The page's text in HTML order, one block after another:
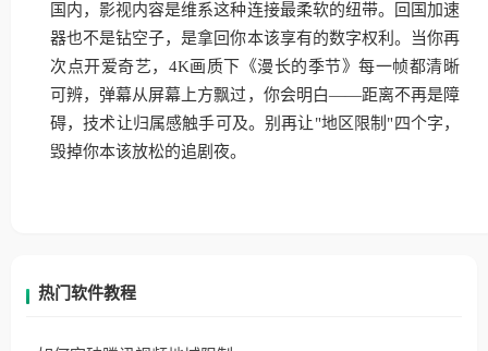
国内，影视内容是维系这种连接最柔软的纽带。回国加速
器也不是钻空子，是拿回你本该享有的数字权利。当你再
次点开爱奇艺，4K画质下《漫长的季节》每一帧都清晰
可辨，弹幕从屏幕上方飘过，你会明白——距离不再是障
碍，技术让归属感触手可及。别再让"地区限制"四个字，
毁掉你本该放松的追剧夜。
热门软件教程